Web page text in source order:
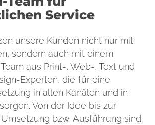
Service
unsere Kunden nicht nur mit
sondern auch mit einem
aus Print-, Web-, Text und
Experten, die für eine
in allen Kanälen und in
Von der Idee bis zur
bzw. Ausführung sind